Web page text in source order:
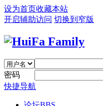
设为首页收藏本站
开启辅助访问 切换到窄版
密码
快捷导航